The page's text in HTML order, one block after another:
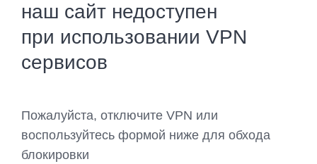
наш сайт недоступен
при использовании VPN
сервисов
Пожалуйста, отключите VPN или
воспользуйтесь формой ниже для обхода
блокировки